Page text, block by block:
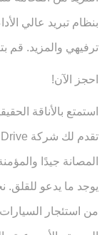
بنظام تبريد عالي
ترفيهي والمزيد. قم
احجز الآن!
المصانة جيدًا
يوجد ما يدعو
من استئجار